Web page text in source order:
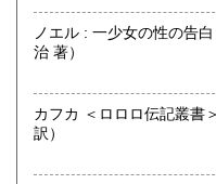
書籍の買取について
内容によりますが全国出張
古書一般（その他）
ノエル : 一少女の性の告白 （モード・ハッチンス 著 ; 中田耕
治 著）
カフカ ＜ロロロ伝記叢書＞ （K.ヴァーゲンバハ著 ; 塚越敏
訳）